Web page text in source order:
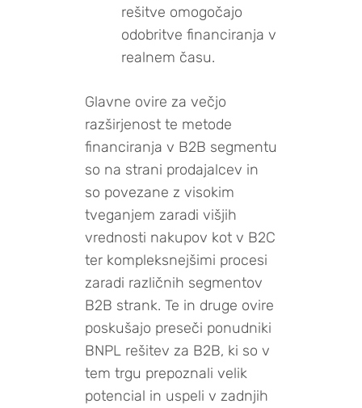
rešitve omogočajo
odobritve financiranja v
realnem času.
Glavne ovire za večjo
razširjenost te metode
financiranja v B2B segmentu
so na strani prodajalcev in
so povezane z visokim
tveganjem zaradi višjih
vrednosti nakupov kot v B2C
ter kompleksnejšimi procesi
zaradi različnih segmentov
B2B strank. Te in druge ovire
poskušajo preseči ponudniki
BNPL rešitev za B2B, ki so v
tem trgu prepoznali velik
potencial in uspeli v zadnjih